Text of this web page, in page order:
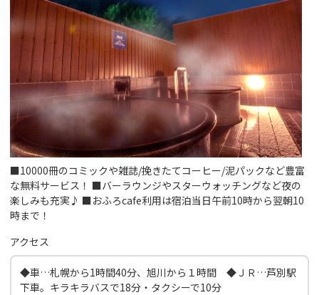
■10000冊のコミックや雑誌/挽きたてコーヒー/泥パックなど豊富
な無料サービス！ ■バーラウンジやスターウォッチングなど夜の
楽しみも充実♪ ■おふろcafe利用は宿泊当日午前10時から翌朝10
時まで！
アクセス
◆車…札幌から1時間40分、旭川から１時間 ◆ＪＲ…芦別駅
下車。キラキラバスで18分・タクシーで10分